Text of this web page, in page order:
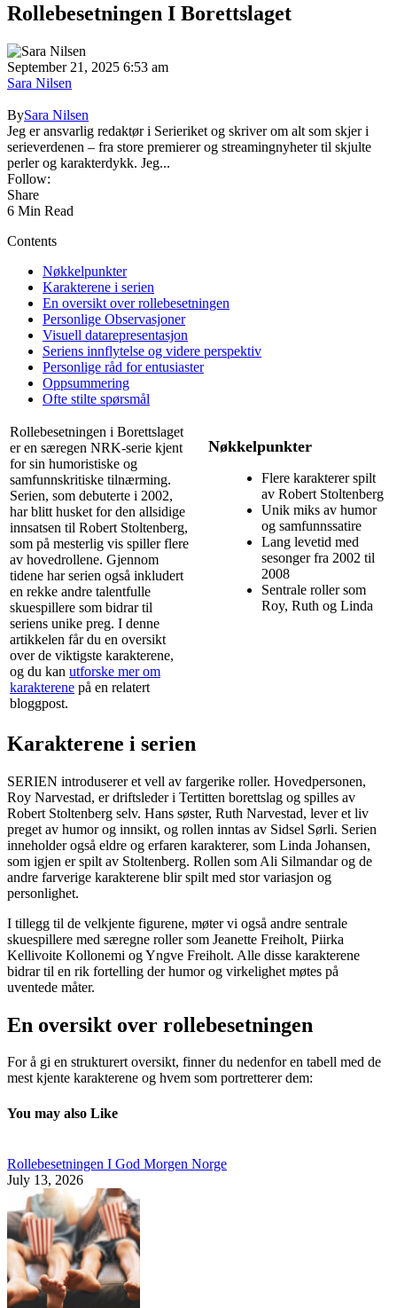
Rollebesetningen I Borettslaget
September 21, 2025 6:53 am
Sara Nilsen
BySara Nilsen
Jeg er ansvarlig redaktør i Serieriket og skriver om alt som skjer i
serieverdenen – fra store premierer og streamingnyheter til skjulte
perler og karakterdykk. Jeg...
Follow:
Share
6 Min Read
Contents
Nøkkelpunkter
Karakterene i serien
En oversikt over rollebesetningen
Personlige Observasjoner
Visuell datarepresentasjon
Seriens innflytelse og videre perspektiv
Personlige råd for entusiaster
Oppsummering
Ofte stilte spørsmål
Rollebesetningen i Borettslaget
er en særegen NRK-serie kjent
for sin humoristiske og
samfunnskritiske tilnærming.
Serien, som debuterte i 2002,
har blitt husket for den allsidige
innsatsen til Robert Stoltenberg,
som på mesterlig vis spiller flere
av hovedrollene. Gjennom
tidene har serien også inkludert
en rekke andre talentfulle
skuespillere som bidrar til
seriens unike preg. I denne
artikkelen får du en oversikt
over de viktigste karakterene,
og du kan utforske mer om
karakterene på en relatert
bloggpost.
Nøkkelpunkter
Flere karakterer spilt
av Robert Stoltenberg
Unik miks av humor
og samfunnssatire
Lang levetid med
sesonger fra 2002 til
2008
Sentrale roller som
Roy, Ruth og Linda
Karakterene i serien
SERIEN introduserer et vell av fargerike roller. Hovedpersonen,
Roy Narvestad, er driftsleder i Tertitten borettslag og spilles av
Robert Stoltenberg selv. Hans søster, Ruth Narvestad, lever et liv
preget av humor og innsikt, og rollen inntas av Sidsel Sørli. Serien
inneholder også eldre og erfaren karakterer, som Linda Johansen,
som igjen er spilt av Stoltenberg. Rollen som Ali Silmandar og de
andre farverige karakterene blir spilt med stor variasjon og
personlighet.
I tillegg til de velkjente figurene, møter vi også andre sentrale
skuespillere med særegne roller som Jeanette Freiholt, Piirka
Kellivoite Kollonemi og Yngve Freiholt. Alle disse karakterene
bidrar til en rik fortelling der humor og virkelighet møtes på
uventede måter.
En oversikt over rollebesetningen
For å gi en strukturert oversikt, finner du nedenfor en tabell med de
mest kjente karakterene og hvem som portretterer dem:
You may also Like
Rollebesetningen I God Morgen Norge
July 13, 2026